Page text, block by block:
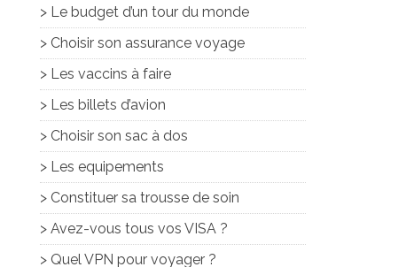
> Le budget d’un tour du monde
> Choisir son assurance voyage
> Les vaccins à faire
> Les billets d’avion
> Choisir son sac à dos
> Les equipements
> Constituer sa trousse de soin
> Avez-vous tous vos VISA ?
> Quel VPN pour voyager ?